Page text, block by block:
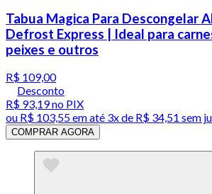
Tabua Magica Para Descongelar
Defrost Express | Ideal para
peixes e outros
R$ 109,00
Desconto
R$ 93,19no PIX
ou R$ 103,55em até 3x de R$ 34,51 sem
COMPRAR AGORA